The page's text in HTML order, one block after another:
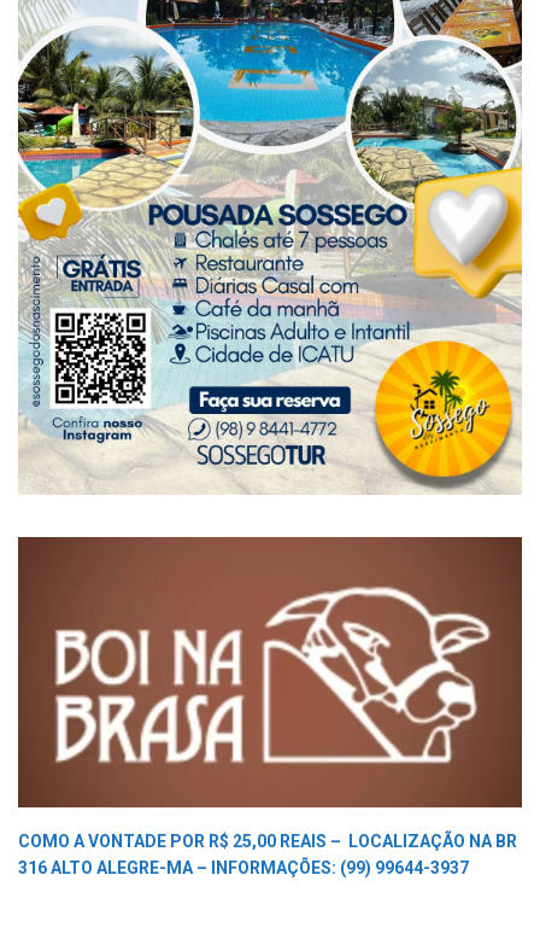
COMO A VONTADE POR R$ 25,00 REAIS –
LOCALIZAÇÃO NA BR
316 ALTO ALEGRE-MA –
INFORMAÇÕES: (99) 99644-3937